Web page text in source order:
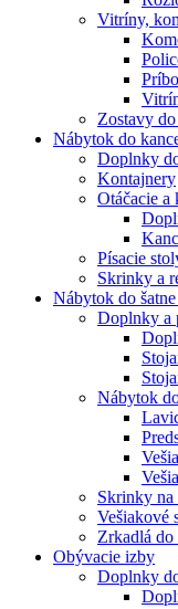
Vitríny,
Zostavy
Nábytok do
Doplnky
Kontajnery
Otáčacie a
Písacie
Skrinky a
Nábytok do
Doplnky a
Nábytok
Skrinky na
Vešiakové
Zrkadlá do
Obývacie izby
Doplnky